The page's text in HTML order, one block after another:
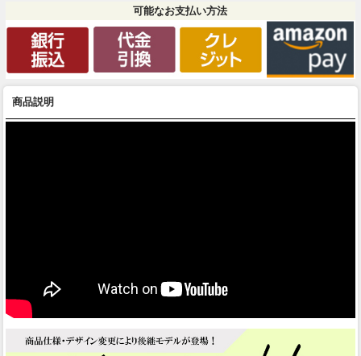
可能なお支払い方法
商品説明